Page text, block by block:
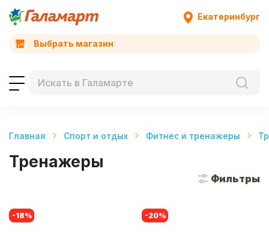
Екатеринбург
Выбрать магазин
Главная Спорт и отдых Фитнес и тренажеры
Тренажеры
Фильтры
-18% -20%